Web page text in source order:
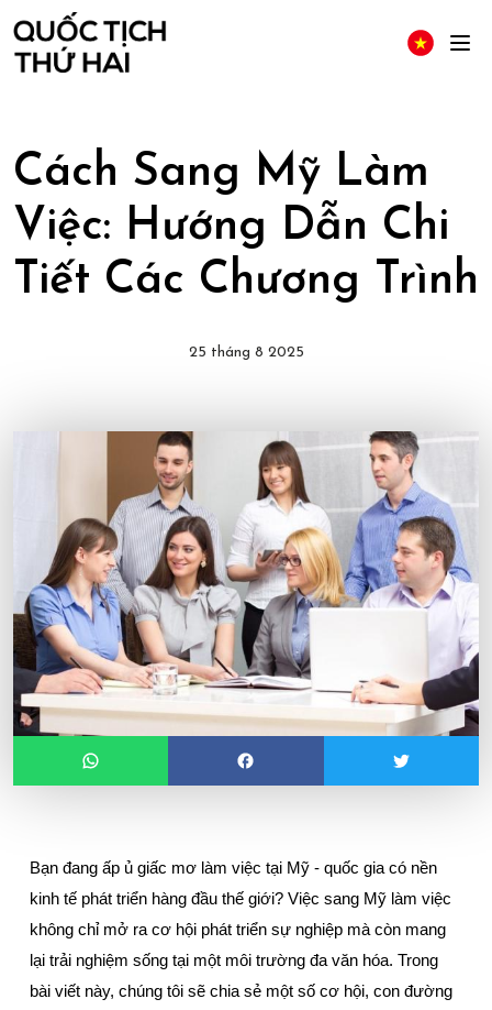
Cách Sang Mỹ Làm
Việc: Hướng Dẫn Chi
Tiết Các Chương Trình
25 tháng 8 2025
Bạn đang ấp ủ giấc mơ làm việc tại Mỹ - quốc gia có nền
kinh tế phát triển hàng đầu thế giới? Việc sang Mỹ làm việc
không chỉ mở ra cơ hội phát triển sự nghiệp mà còn mang
lại trải nghiệm sống tại một môi trường đa văn hóa. Trong
bài viết này, chúng tôi sẽ chia sẻ một số cơ hội, con đường